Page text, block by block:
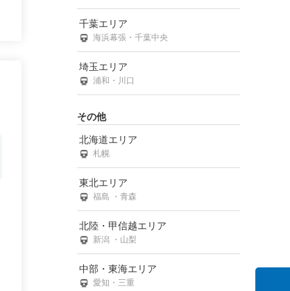
千葉エリア
海浜幕張・千葉中央
埼玉エリア
浦和・川口
その他
北海道エリア
札幌
東北エリア
福島 ・青森
北陸・甲信越エリア
新潟 ・山梨
中部・東海エリア
愛知・三重